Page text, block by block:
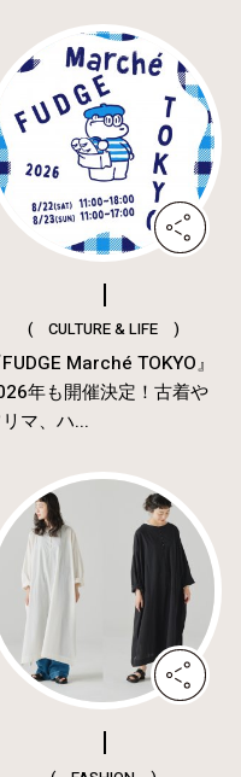
( CULTURE & LIFE )
FUDGE Marché TOKYO』
年も開催決定！古着や
マ、ハ...